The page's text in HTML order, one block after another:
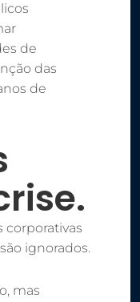
de
das
de
corporativas
ignorados.
mas